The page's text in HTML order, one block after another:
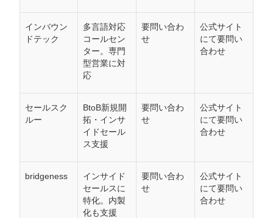
インバウン
ドテック
多言語対応
コールセン
ター。専門
型営業に対
応
要問い合わ
せ
公式サイト
にて要問い
合わせ
セールスク
ルー
BtoB新規開
拓・インサ
イドセール
ス支援
要問い合わ
せ
公式サイト
にて要問い
合わせ
bridgeness
インサイド
セールスに
特化。内製
化も支援
要問い合わ
せ
公式サイト
にて要問い
合わせ